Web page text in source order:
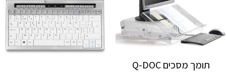
תומך מסכים Q-DOC‏